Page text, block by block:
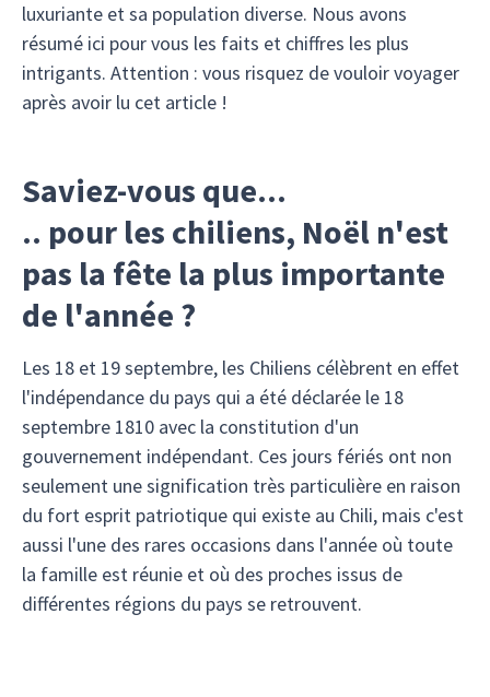
luxuriante et sa population diverse. Nous avons
résumé ici pour vous les faits et chiffres les plus
intrigants. Attention : vous risquez de vouloir voyager
après avoir lu cet article !
Saviez-vous que...
.. pour les chiliens, Noël n'est
pas la fête la plus importante
de l'année ?
Les 18 et 19 septembre, les Chiliens célèbrent en effet
l'indépendance du pays qui a été déclarée le 18
septembre 1810 avec la constitution d'un
gouvernement indépendant. Ces jours fériés ont non
seulement une signification très particulière en raison
du fort esprit patriotique qui existe au Chili, mais c'est
aussi l'une des rares occasions dans l'année où toute
la famille est réunie et où des proches issus de
différentes régions du pays se retrouvent.